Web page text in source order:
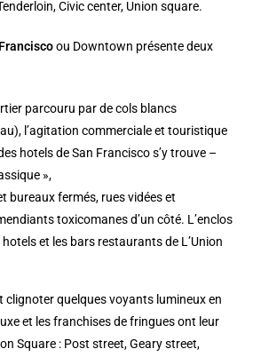
Civic center, Union square.
ou Downtown présente deux
parcouru par de cols blancs
l’agitation commerciale et touristique
hotels de San Francisco s’y trouve –
»,
bureaux fermés, rues vidées et
toxicomanes d’un côté. L’enclos
et les bars restaurants de L’Union
clignoter quelques voyants lumineux en
et les franchises de fringues ont leur
Square : Post street, Geary street,